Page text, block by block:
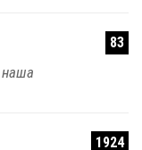
83
наша
1924